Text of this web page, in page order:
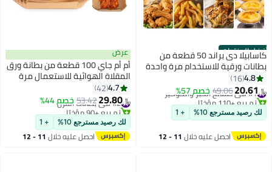
أفضل المنتجات كاسابيلا دى براند 50 قطعة من
بطانات ورقية للاستخدام مرة واحدة
لمقلاة الهواء، بطانات مربعة لمقلاة
الهواء، ورق خبز لمقلاة الهواء،
أطباق ورقية مقاومة للماء والزيت
غير لاصقة للخبز والتحميص في
الميكروويف | 16 سم
4.8
16
﷼‏20.61
49.06خصم 57% #1 في صفائح الخَبز والكوكيز
تم بيع +110 مؤخرًا
#1 في صفائح الخَبز والكوكيز
لك رصيد مسترجع 10% + 1
احصل عليه خلال 11 - 12
عرض
أم أم جاي 100 قطعة من بطانة ورق
المقلاة الهوائية للاستعمال مرة
واحدة، مربع بطانات مقلاة الهواء،
ورق الخبز لمقلاة الهواء المقاومة
للماء، ورق البرشمان للخبز
(6.3 بوصة)
4.7
42
﷼‏29.80
53.42خصم 44% #2 في بطانات الفرن
تم بيع +90 مؤخرًا
#2 في بطانات الفرن
لك رصيد مسترجع 10% + 1
احصل عليه خلال 11 - 12